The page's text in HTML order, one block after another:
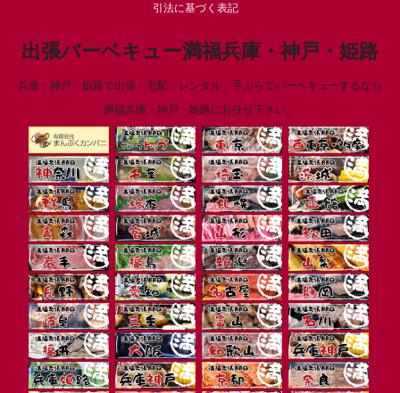
引法に基づく表記
出張バーベキュー満福兵庫・神戸・姫路
兵庫・神戸・姫路で出張・宅配・レンタル・手ぶらでバーベキューするなら
満福兵庫・神戸・姫路にお任せ下さい。